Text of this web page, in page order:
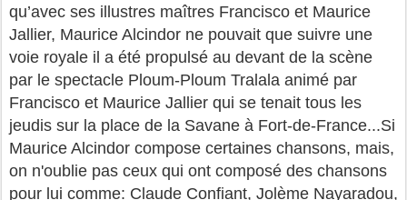
qu’avec ses illustres maîtres Francisco et Maurice
Jallier, Maurice Alcindor ne pouvait que suivre une
voie royale il a été propulsé au devant de la scène
par le spectacle Ploum-Ploum Tralala animé par
Francisco et Maurice Jallier qui se tenait tous les
jeudis sur la place de la Savane à Fort-de-France...Si
Maurice Alcindor compose certaines chansons, mais,
on n'oublie pas ceux qui ont composé des chansons
pour lui comme: Claude Confiant, Jolème Nayaradou,